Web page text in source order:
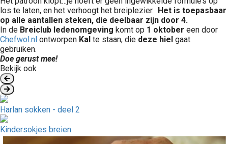
los te laten, en het verhoogt het breiplezier. Het is toepasbaar
op alle aantallen steken, die deelbaar zijn door 4.
In de Breiclub ledenomgeving komt op 1 oktober een door
Chefwol.nl ontworpen Kal te staan, die deze hiel gaat
gebruiken.
Doe gerust mee!
Bekijk ook
Harlan sokken - deel 2
Kindersokjes breien